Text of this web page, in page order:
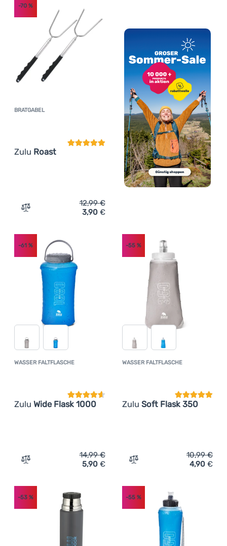
BRATGABEL
Zulu Roast
Kundenbewertung
-70 %
Zum Vergleich 'Bratgabel Zulu Roast' hinzufügen
12,99€
3,90 €
WASSER FALTFLASCHE
Zulu Wide Flask 1000
Kundenbewertung
-61 %
Zum Vergleich 'Wasser Faltflasche Zulu Wide Flask
14,99€
5,90 €
WASSER FALTFLASCHE
Zulu Soft Flask 350
-55%
Zum Vergleich 'Wasser
10,99€
4,90 €
-53 % -55%